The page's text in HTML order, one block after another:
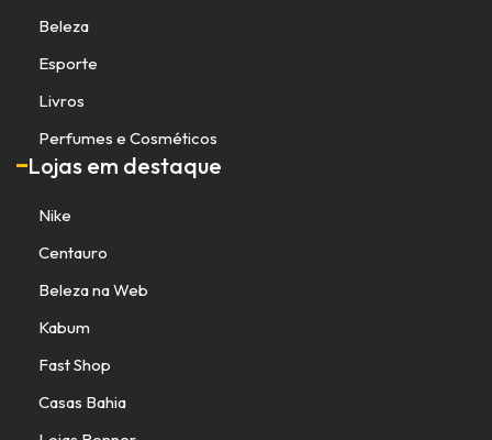
Beleza
Esporte
Livros
Perfumes e Cosméticos
Lojas em destaque
Nike
Centauro
Beleza na Web
Kabum
Fast Shop
Casas Bahia